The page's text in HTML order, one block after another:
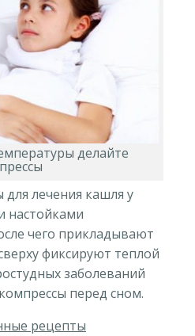
делайте
лечения кашля у
настойками
чего прикладывают
фиксируют теплой
заболеваний
перед сном.
рецепты